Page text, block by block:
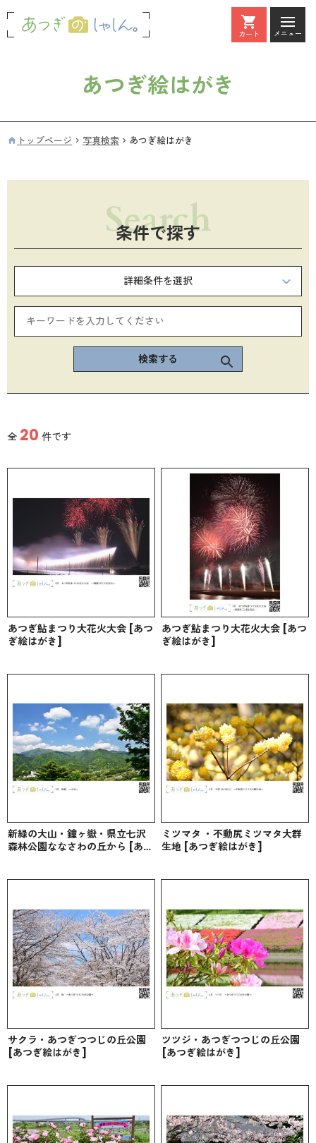
カート
カート メニュー
あつぎ絵はがき
トップページ 写真検索 あつぎ絵はがき
条件で探す
詳細条件を選択
検索する
全 20 件です
あつぎ鮎まつり大花火大会 [あつ
ぎ絵はがき]
あつぎ鮎まつり大花火大会 [あつ
ぎ絵はがき]
新緑の大山・鐘ヶ嶽・県立七沢
森林公園ななさわの丘から [あつ
ミツマタ ・不動尻ミツマタ大群
生地 [あつぎ絵はがき]
サクラ・あつぎつつじの丘公園
[あつぎ絵はがき]
ツツジ・あつぎつつじの丘公園
[あつぎ絵はがき]